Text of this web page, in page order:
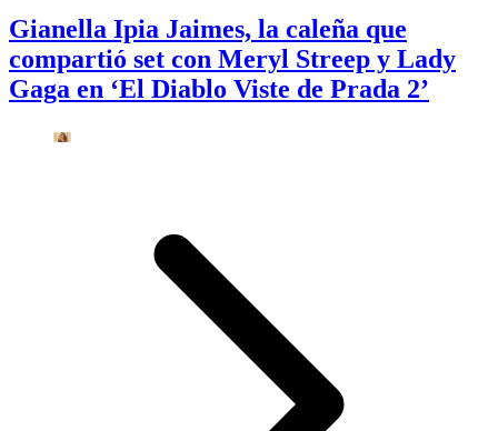
Gianella Ipia Jaimes, la caleña que
compartió set con Meryl Streep y Lady
Gaga en ‘El Diablo Viste de Prada 2’